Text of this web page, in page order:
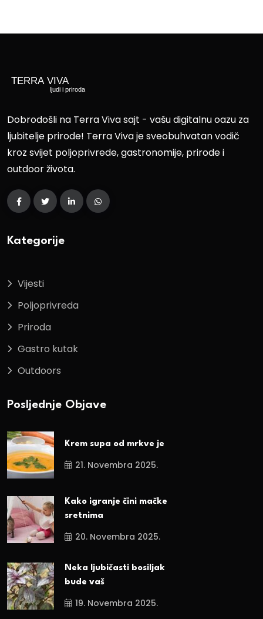
Dobrodošli na Terra Viva sajt - vašu digitalnu oazu za
ljubitelje prirode! Terra Viva je sveobuhvatan vodič
kroz svijet poljoprivrede, gastronomije, prirode i
outdoor života.
Kategorije
Vijesti
Poljoprivreda
Priroda
Gastro kutak
Outdoors
Posljednje Objave
Krem supa od mrkve je
21. Novembra 2025.
Kako igranje čini mačke
sretnima
20. Novembra 2025.
Neka ljubičasti bosiljak
bude vaš
19. Novembra 2025.